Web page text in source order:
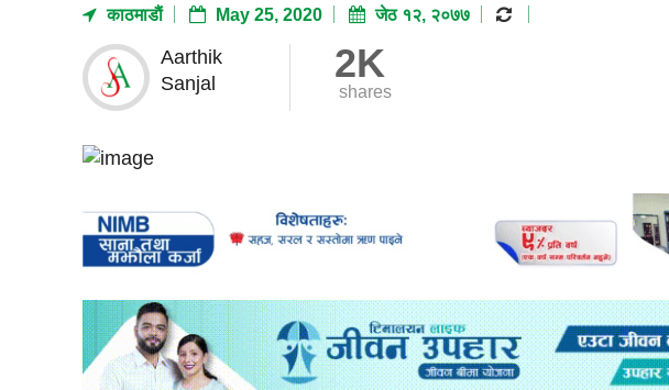
काठमाडाैं May 25, 2020 जेठ १२, २०७७
Aarthik
Sanjal
2K
shares